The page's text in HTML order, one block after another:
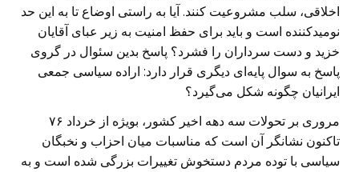
اخلاقی، سلب مشروعیت کنند. آیا به راستی اوضاع تا به این حد
نومیدکننده است و باید برای حفظ امنیت به زیر عبای آقایان
خزید و دست سرداران را فشرد؟ پاسخ بدین سئوال در گروی
پاسخ به سوال پایه‌ای دیگری قرار دارد: اراده سیاسی جمعی
ایرانیان چگونه شکل می‌گیرد؟
مروری بر تحولات سه دهه اخیر کشور، بویژه از خرداد ۷۶
تاکنون نشانگر آن است که مناسبات میان احزاب و نخبگان
سیاسی با توده مردم دستخوش تغییرات بزرگی شده است و به